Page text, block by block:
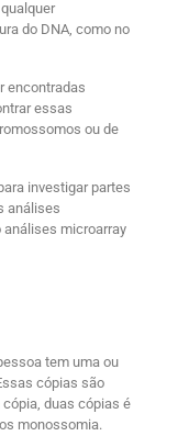
do DNA, como no
encontradas
essas
ou de
investigar partes
análises
microarray
tem uma ou
cópias são
duas cópias é
monossomia.